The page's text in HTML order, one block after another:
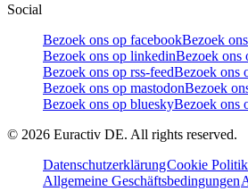
Social
Bezoek ons op facebookBezoek
Bezoek ons op linkedinBezoek ons
Bezoek ons op rss-feedBezoek ons
Bezoek ons op mastodonBezoek
Bezoek ons op blueskyBezoek ons
© 2026 Euractiv DE. All rights reserved.
DatenschutzerklärungCookie Politik
Allgemeine Geschäftsbedingungen